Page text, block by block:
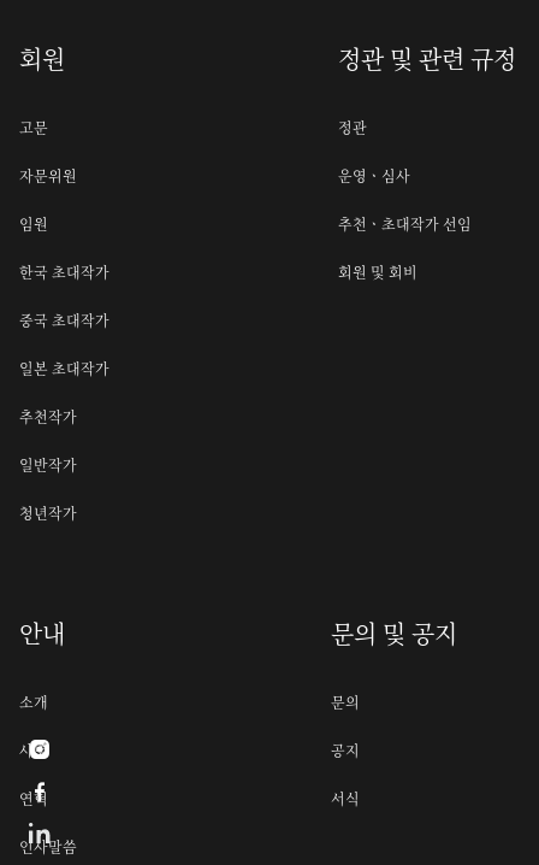
회원
고문
자문위원
임원
한국 초대작가
중국 초대작가
일본 초대작가
추천작가
일반작가
청년작가
정관 및 관련 규정
정관
운영ㆍ심사
추천ㆍ초대작가 선임
회원 및 회비
안내
소개
사명
연혁
인사말씀
문의 및 공지
문의
공지
서식

